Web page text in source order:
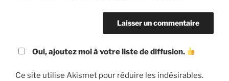
Oui, ajoutez moi à votre liste de diffusion.
Ce site utilise Akismet pour réduire les indésirables.